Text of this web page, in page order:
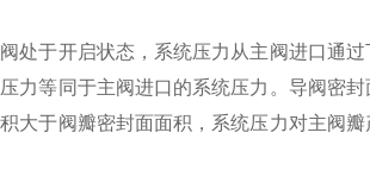
处于开启状态，系统压力从主阀进口通
力等同于主阀进口的系统压力。导阀密
大于阀瓣密封面面积，系统压力对主阀